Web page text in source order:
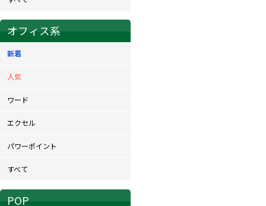
オフィス系
新着
人気
ワード
エクセル
パワーポイント
すべて
POP